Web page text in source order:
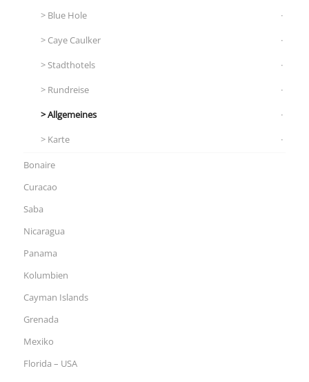
Blue Hole
Caye Caulker
Stadthotels
Rundreise
Allgemeines
Karte
Bonaire
Curacao
Saba
Nicaragua
Panama
Kolumbien
Cayman Islands
Grenada
Mexiko
Florida – USA